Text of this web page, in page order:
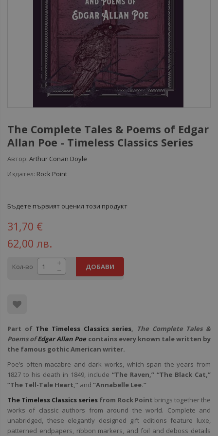
The Complete Tales & Poems of Edgar
Allan Poe - Timeless Classics Series
Автор: Arthur Conan Doyle
Издател: Rock Point
Бъдете първият оценил този продукт
31,70 €
62,00 лв.
Кол-во ДОБАВИ
Part of The Timeless Classics series, The Complete Tales &
Poems ofEdgar Allan Poe contains every known tale written by
the famous gothic American writer.
Poe’s often macabre and dark works, which span the years from
1827 to his death in 1849, include “The Raven,” “The Black Cat,”
“The Tell-Tale Heart,” and “Annabelle Lee.”
The Timeless Classics series from Rock Point brings together the
works of classic authors from around the world. Complete and
unabridged, these elegantly designed gift editions feature luxe,
patterned endpapers, ribbon markers, and foil and deboss details